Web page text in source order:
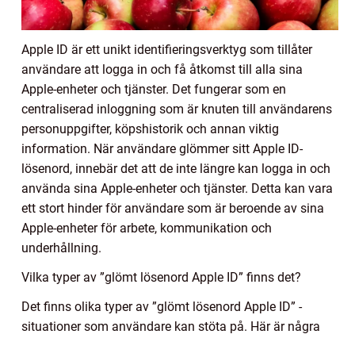
Apple ID är ett unikt identifieringsverktyg som tillåter
användare att logga in och få åtkomst till alla sina
Apple-enheter och tjänster. Det fungerar som en
centraliserad inloggning som är knuten till användarens
personuppgifter, köpshistorik och annan viktig
information. När användare glömmer sitt Apple ID-
lösenord, innebär det att de inte längre kan logga in och
använda sina Apple-enheter och tjänster. Detta kan vara
ett stort hinder för användare som är beroende av sina
Apple-enheter för arbete, kommunikation och
underhållning.
Vilka typer av ”glömt lösenord Apple ID” finns det?
Det finns olika typer av ”glömt lösenord Apple ID” -
situationer som användare kan stöta på. Här är några